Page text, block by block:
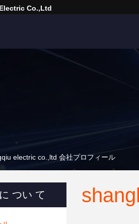
Co.,ltd
electric co.,ltd 会社プロフィール
つい て